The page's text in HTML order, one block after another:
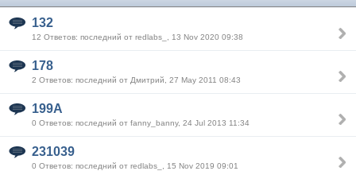
132
12 Ответов: последний от redlabs_, 13 Nov 2020 09:38
178
2 Ответов: последний от Дмитрий, 27 May 2011 08:43
199A
0 Ответов: последний от fanny_banny, 24 Jul 2013 11:34
231039
0 Ответов: последний от redlabs_, 15 Nov 2019 09:01